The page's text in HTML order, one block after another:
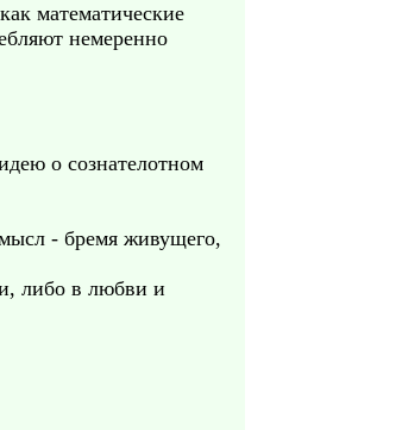
математические
немеренно
о сознателотном
- бремя живущего,
либо в любви и